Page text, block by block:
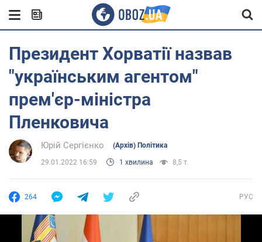
Президент Хорватії назвав
"українським агентом"
прем'єр-міністра
Пленковича
Юрій Сергієнко (Архів) Політика
29.01.2022 16:59 1 хвилина 8,5 т.
264 РУС